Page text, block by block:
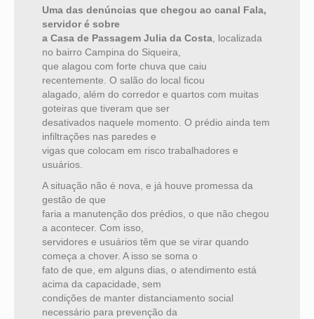
Uma das denúncias que chegou ao canal Fala,
servidor é sobre
a Casa de Passagem Julia da Costa , localizada
no bairro Campina do Siqueira,
que alagou com forte chuva que caiu
recentemente. O salão do local ficou
alagado, além do corredor e quartos com muitas
goteiras que tiveram que ser
desativados naquele momento. O prédio ainda tem
infiltrações nas paredes e
vigas que colocam em risco trabalhadores e
usuários.
A situação não é nova, e já houve promessa da
gestão de que
faria a manutenção dos prédios, o que não chegou
a acontecer. Com isso,
servidores e usuários têm que se virar quando
começa a chover. A isso se soma o
fato de que, em alguns dias, o atendimento está
acima da capacidade, sem
condições de manter distanciamento social
necessário para prevenção da